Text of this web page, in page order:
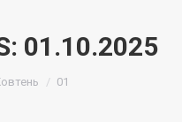
01.10.2025
01